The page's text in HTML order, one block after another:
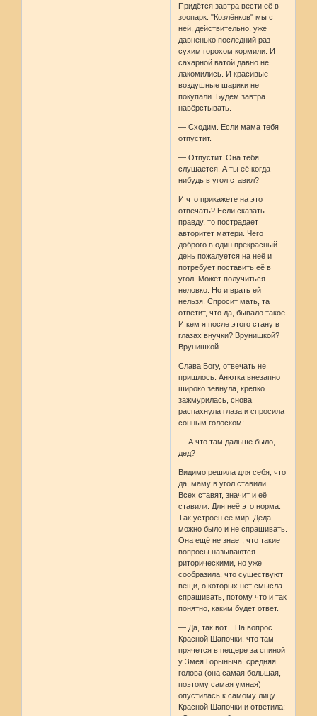
Придётся завтра вести её в
зоопарк. "Козлёнков" мы с
ней, действительно, уже
давненько последний раз
сухим горохом кормили. И
сахарной ватой давно не
лакомились. И красивые
воздушные шарики не
покупали. Будем завтра
навёрстывать.
— Сходим. Если мама тебя
отпустит.
— Отпустит. Она тебя
слушается. А ты её когда-
нибудь в угол ставил?
И что прикажете на это
отвечать? Если сказать
правду, то пострадает
авторитет матери. Чего
доброго в один прекрасный
день пожалуется на неё и
потребует поставить её в
угол. Может получиться
неловко. Но и врать ей
нельзя. Спросит мать, та
ответит, что да, бывало такое.
И кем я после этого стану в
глазах внучки? Врунишкой?
Врунишкой.
Слава Богу, отвечать не
пришлось. Анютка внезапно
широко зевнула, крепко
зажмурилась, снова
распахнула глаза и спросила
сонным голоском:
— А что там дальше было,
дед?
Видимо решила для себя, что
да, маму в угол ставили.
Всех ставят, значит и её
ставили. Для неё это норма.
Так устроен её мир. Деда
можно было и не спрашивать.
Она ещё не знает, что такие
вопросы называются
риторическими, но уже
сообразила, что существуют
вещи, о которых нет смысла
спрашивать, потому что и так
понятно, каким будет ответ.
— Да, так вот... На вопрос
Красной Шапочки, что там
прячется в пещере за спиной
у Змея Горыныча, средняя
голова (она самая большая,
поэтому самая умная)
опустилась к самому лицу
Красной Шапочки и ответила: